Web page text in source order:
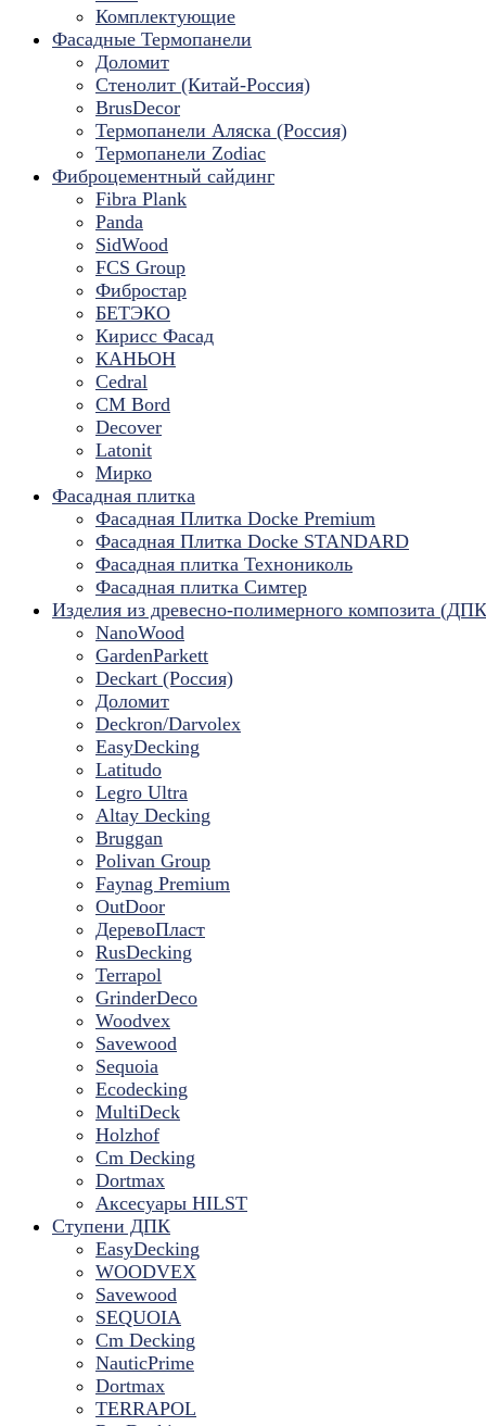
Комплектующие
Фасадные Термопанели
Доломит
Стенолит (Китай-Россия)
BrusDecor
Термопанели Аляска (Россия)
Термопанели Zodiac
Фиброцементный сайдинг
Fibra Plank
Panda
SidWood
FCS Group
Фибростар
БЕТЭКО
Кирисс Фасад
КАНЬОН
Cedral
CM Bord
Decover
Latonit
Мирко
Фасадная плитка
Фасадная Плитка Docke Premium
Фасадная Плитка Docke STANDARD
Фасадная плитка Технониколь
Фасадная плитка Симтер
Изделия из древесно-полимерного композита
NanoWood
GardenParkett
Deckart (Россия)
Доломит
Deckron/Darvolex
EasyDecking
Latitudo
Legro Ultra
Altay Decking
Bruggan
Polivan Group
Faynag Premium
OutDoor
ДеревоПласт
RusDecking
Terrapol
GrinderDeco
Woodvex
Savewood
Sequoia
Ecodecking
MultiDeck
Holzhof
Cm Decking
Dortmax
Аксесуары HILST
Ступени ДПК
EasyDecking
WOODVEX
Savewood
SEQUOIA
Cm Decking
NauticPrime
Dortmax
TERRAPOL